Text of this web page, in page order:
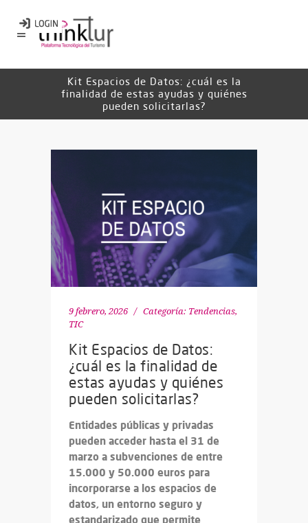
Kit Espacios de Datos: ¿cuál es la
finalidad de estas ayudas y quiénes
pueden solicitarlas?
9 febrero, 2026 Categoría: Tendencias,
TIC
Kit Espacios de Datos:
¿cuál es la finalidad de
estas ayudas y quiénes
pueden solicitarlas?
Entidades públicas y privadas
pueden acceder hasta el 31 de
marzo a subvenciones de entre
15.000 y 50.000 euros para
incorporarse a los espacios de
datos, un entorno seguro y
estandarizado que permite